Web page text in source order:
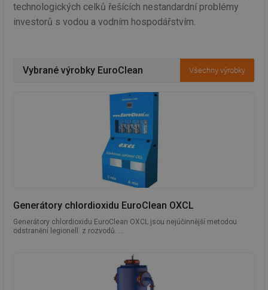
technologických celků řešících nestandardní problémy
investorů s vodou a vodním hospodářstvím.
Všechny výrobky
Vybrané výrobky EuroClean
Generátory chlordioxidu EuroClean OXCL
Generátory chlordioxidu EuroClean OXCL jsou nejúčinnější metodou
odstranění legionell z rozvodů. ...